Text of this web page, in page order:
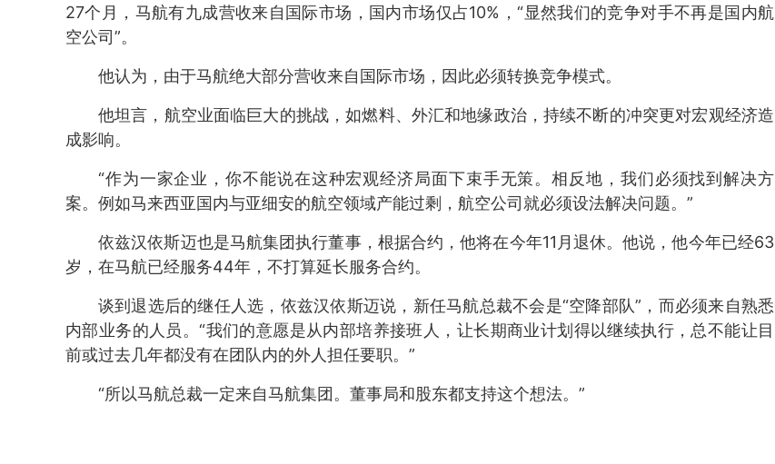
27个月，马航有九成营收来自国际市场，国内市场仅占10%，“显然我们的竞争对手不再是国内航
空公司”。
他认为，由于马航绝大部分营收来自国际市场，因此必须转换竞争模式。
他坦言，航空业面临巨大的挑战，如燃料、外汇和地缘政治，持续不断的冲突更对宏观经济造
成影响。
“作为一家企业，你不能说在这种宏观经济局面下束手无策。相反地，我们必须找到解决方
案。例如马来西亚国内与亚细安的航空领域产能过剩，航空公司就必须设法解决问题。”
依兹汉依斯迈也是马航集团执行董事，根据合约，他将在今年11月退休。他说，他今年已经63
岁，在马航已经服务44年，不打算延长服务合约。
谈到退选后的继任人选，依兹汉依斯迈说，新任马航总裁不会是“空降部队”，而必须来自熟悉
内部业务的人员。“我们的意愿是从内部培养接班人，让长期商业计划得以继续执行，总不能让目
前或过去几年都没有在团队内的外人担任要职。”
“所以马航总裁一定来自马航集团。董事局和股东都支持这个想法。”